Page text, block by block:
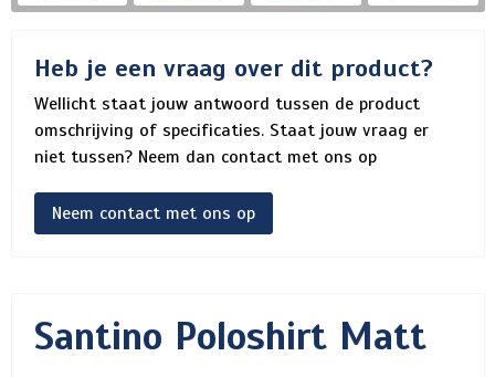
Heb je een vraag over dit product?
Wellicht staat jouw antwoord tussen de product
omschrijving of specificaties. Staat jouw vraag er
niet tussen? Neem dan contact met ons op
Neem contact met ons op
Santino Poloshirt Matt